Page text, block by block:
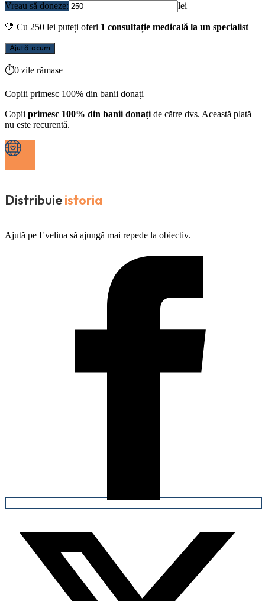
Vreau să doneze: lei
💛 Cu 250 lei puteți oferi 1 consultație medicală la un specialist
Ajută acum
⏱0 zile rămase
Copiii primesc 100% din banii donați
Copii primesc 100% din banii donați de către dvs. Această plată
nu este recurentă.
Distribuieistoria
Ajută pe Evelina să ajungă mai repede la obiectiv.